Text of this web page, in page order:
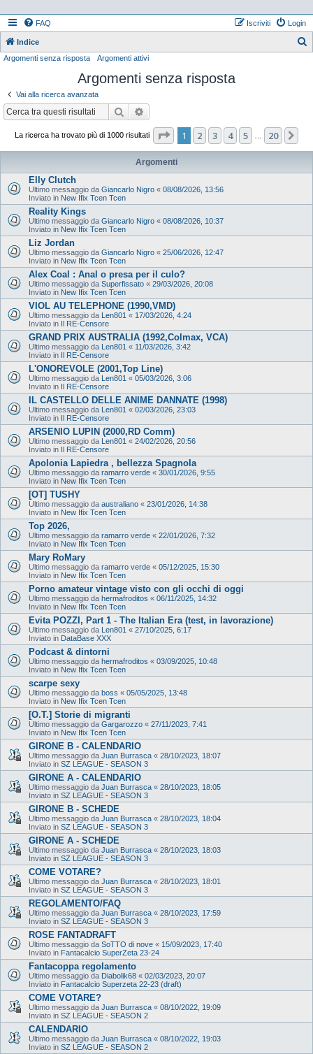
FAQ Login
Iscriviti
Indice
Argomenti senza risposta Argomenti attivi
Argomenti senza risposta
Vai alla ricerca avanzata
Cerca
La ricerca ha trovato più di 1000 risultati Pagina di 20
1 2 3 4 5 20
Argomenti
Elly Clutch
Ultimo messaggio da Giancarlo Nigro « 08/08/2026, 13:56
Inviato in New Ifix Tcen Tcen
Reality Kings
Ultimo messaggio da Giancarlo Nigro « 08/08/2026, 10:37
Inviato in New Ifix Tcen Tcen
Liz Jordan
Ultimo messaggio da Giancarlo Nigro « 25/06/2026, 12:47
Inviato in New Ifix Tcen Tcen
Alex Coal : Anal o presa per il culo?
Ultimo messaggio da Superfissato « 29/03/2026, 20:08
Inviato in New Ifix Tcen Tcen
VIOL AU TELEPHONE (1990,VMD)
Ultimo messaggio da Len801 « 17/03/2026, 4:24
Inviato in Il RE-Censore
GRAND PRIX AUSTRALIA (1992,Colmax, VCA)
Ultimo messaggio da Len801 « 11/03/2026, 3:42
Inviato in Il RE-Censore
L'ONOREVOLE (2001,Top Line)
Ultimo messaggio da Len801 « 05/03/2026, 3:06
Inviato in Il RE-Censore
IL CASTELLO DELLE ANIME DANNATE (1998)
Ultimo messaggio da Len801 « 02/03/2026, 23:03
Inviato in Il RE-Censore
ARSENIO LUPIN (2000,RD Comm)
Ultimo messaggio da Len801 « 24/02/2026, 20:56
Inviato in Il RE-Censore
Apolonia Lapiedra , bellezza Spagnola
Ultimo messaggio da ramarro verde « 30/01/2026, 9:55
Inviato in New Ifix Tcen Tcen
[OT] TUSHY
Ultimo messaggio da australiano « 23/01/2026, 14:38
Inviato in New Ifix Tcen Tcen
Top 2026,
Ultimo messaggio da ramarro verde « 22/01/2026, 7:32
Inviato in New Ifix Tcen Tcen
Mary RoMary
Ultimo messaggio da ramarro verde « 05/12/2025, 15:30
Inviato in New Ifix Tcen Tcen
Porno amateur vintage visto con gli occhi di oggi
Ultimo messaggio da hermafroditos « 06/11/2025, 14:32
Inviato in New Ifix Tcen Tcen
Evita POZZI, Part 1 - The Italian Era (test, in lavorazione)
Ultimo messaggio da Len801 « 27/10/2025, 6:17
Inviato in DataBase XXX
Podcast & dintorni
Ultimo messaggio da hermafroditos « 03/09/2025, 10:48
Inviato in New Ifix Tcen Tcen
scarpe sexy
Ultimo messaggio da boss « 05/05/2025, 13:48
Inviato in New Ifix Tcen Tcen
[O.T.] Storie di migranti
Ultimo messaggio da Gargarozzo « 27/11/2023, 7:41
Inviato in New Ifix Tcen Tcen
GIRONE B - CALENDARIO
Ultimo messaggio da Juan Burrasca « 28/10/2023, 18:07
Inviato in SZ LEAGUE - SEASON 3
GIRONE A - CALENDARIO
Ultimo messaggio da Juan Burrasca « 28/10/2023, 18:05
Inviato in SZ LEAGUE - SEASON 3
GIRONE B - SCHEDE
Ultimo messaggio da Juan Burrasca « 28/10/2023, 18:04
Inviato in SZ LEAGUE - SEASON 3
GIRONE A - SCHEDE
Ultimo messaggio da Juan Burrasca « 28/10/2023, 18:03
Inviato in SZ LEAGUE - SEASON 3
COME VOTARE?
Ultimo messaggio da Juan Burrasca « 28/10/2023, 18:01
Inviato in SZ LEAGUE - SEASON 3
REGOLAMENTO/FAQ
Ultimo messaggio da Juan Burrasca « 28/10/2023, 17:59
Inviato in SZ LEAGUE - SEASON 3
ROSE FANTADRAFT
Ultimo messaggio da SoTTO di nove « 15/09/2023, 17:40
Inviato in Fantacalcio SuperZeta 23-24
Fantacoppa regolamento
Ultimo messaggio da Diabolik68 « 02/03/2023, 20:07
Inviato in Fantacalcio Superzeta 22-23 (draft)
COME VOTARE?
Ultimo messaggio da Juan Burrasca « 08/10/2022, 19:09
Inviato in SZ LEAGUE - SEASON 2
CALENDARIO
Ultimo messaggio da Juan Burrasca « 08/10/2022, 19:03
Inviato in SZ LEAGUE - SEASON 2